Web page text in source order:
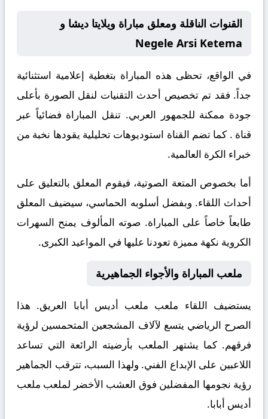
القنوات الناقلة ومعلق مباراة ويلايتا ديشا و
Negele Arsi Ketema
في الواقع، تحظى هذه المباراة بتغطية إعلامية استثنائية
جداً. فقد تم تخصيص أحدث التقنيات لنقل الصورة بأعلى
جودة ممكنة للجمهور العربي. تنقل المباراة فضائياً عبر
قناة . كما تضم القناة استوديوهات تحليلية يقودها نخبة من
خبراء الكرة العالمية.
أما بخصوص المتعة الصوتية، فيقوم المعلق بالتعليق على
أحداث اللقاء. وبفضل أسلوبه الحماسي، سيضيف المعلق
طابعاً خاصاً على المباراة. صوته المألوف يمنح السهرات
الكروية نكهة مميزة تعودنا عليها في المواعيد الكبرى.
ملعب المباراة والأجواء الجماهيرية
يستضيف اللقاء ملعب ملعب أديس أبابا العريق. هذا
الصرح الرياضي يتسع لآلاف المشجعين المتحمسين لرؤية
فرقهم. كما يشتهر الملعب بأرضيته الرائعة التي تساعد
اللاعبين على الإبداع الفني. ولهذا السبب، تترقب الجماهير
رؤية نجومها المفضلين فوق العشب الأخضر لملعب ملعب
أديس أبابا.